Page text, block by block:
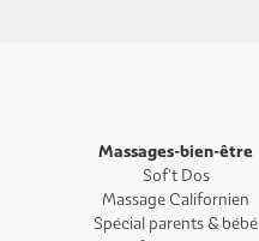
Massages-bien-être
Sof’t Dos
Massage Californien
Spécial parents & bébé